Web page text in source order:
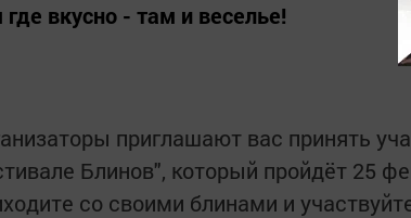
где вкусно - там и веселье!
приглашают вас принять
Блинов", который пройдёт 25
со своими блинами и